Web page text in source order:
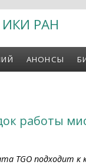
ИКИ РАН
АНОНСЫ
работы
TGO